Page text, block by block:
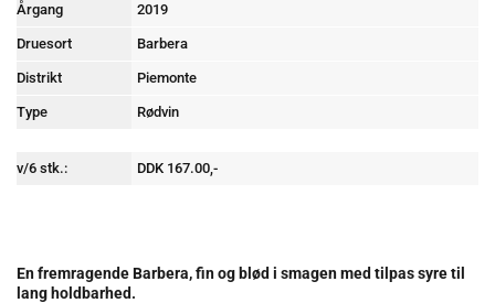
Årgang 2019
Druesort Barbera
Distrikt Piemonte
Type Rødvin
v/6 stk.: DDK 167.00,-
En fremragende Barbera, fin og blød i smagen med tilpas syre til
lang holdbarhed.